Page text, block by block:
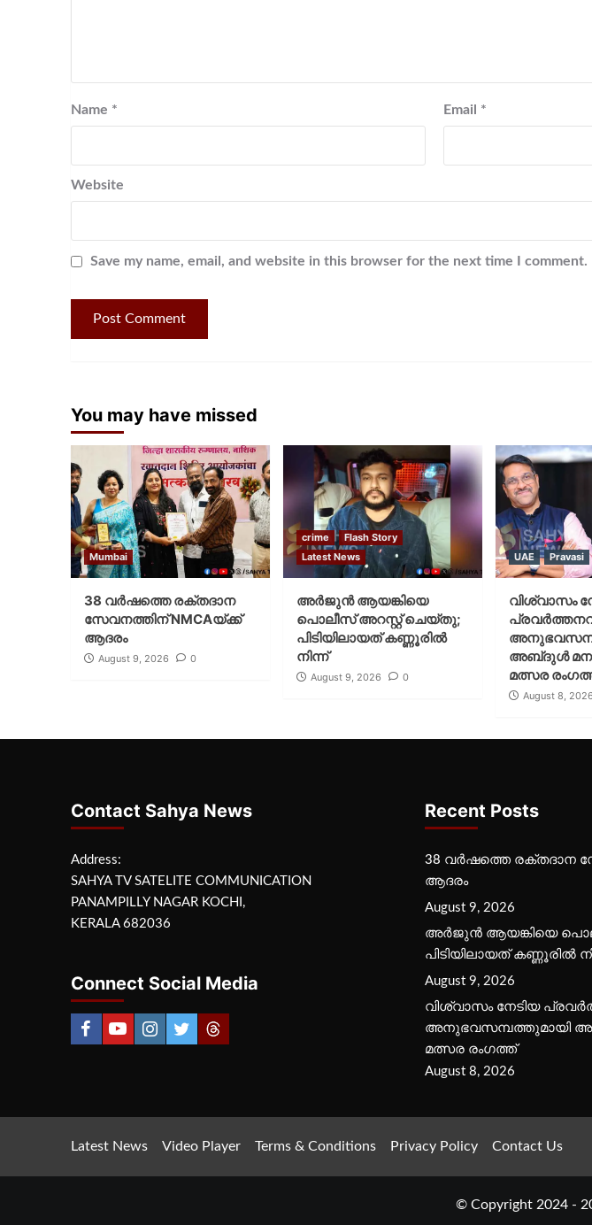
Name * Email *
Website
Save my name, email, and website in this browser for the next time I comment.
You may have missed
Mumbai
38 വർഷത്തെ രക്തദാന
സേവനത്തിന് NMCAയ്ക്ക്
ആദരം
August 9, 2026 0
crime
Flash Story
Latest News
അർജുൻ ആയങ്കിയെ
പൊലീസ് അറസ്റ്റ് ചെയ്‌തു;
പിടിയിലായത് കണ്ണൂരിൽ
നിന്ന്
August 9, 2026 0
UAE Pravasi
വിശ്വാസം
അബ്‌ദുൾ
മത്സര
August 8, 2026
Contact Sahya News
Address:
SAHYA TV SATELITE COMMUNICATION
PANAMPILLY NAGAR KOCHI,
KERALA 682036
Connect Social Media
Recent Posts
38 വർഷത്തെ രക്തദാന
ആദരം
August 9, 2026
അർജുൻ ആയങ്കിയെ
പിടിയിലായത് കണ്ണൂരിൽ
August 9, 2026
വിശ്വാസം നേടിയ
അനുഭവസമ്പത്തുമായി
മത്സര രംഗത്ത്
August 8, 2026
Latest News Video Player Terms & Conditions Privacy Policy Contact Us
© Copyright 2024 -